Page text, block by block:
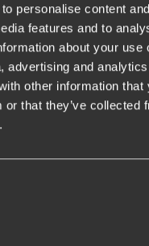
personalise content
features and to
about your use
advertising and
other information that
or that they’ve collected
MINI